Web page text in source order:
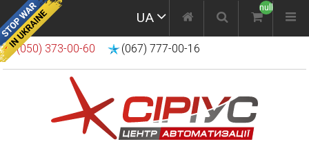
UA
null
(050) 373-00-60 (067) 777-00-16